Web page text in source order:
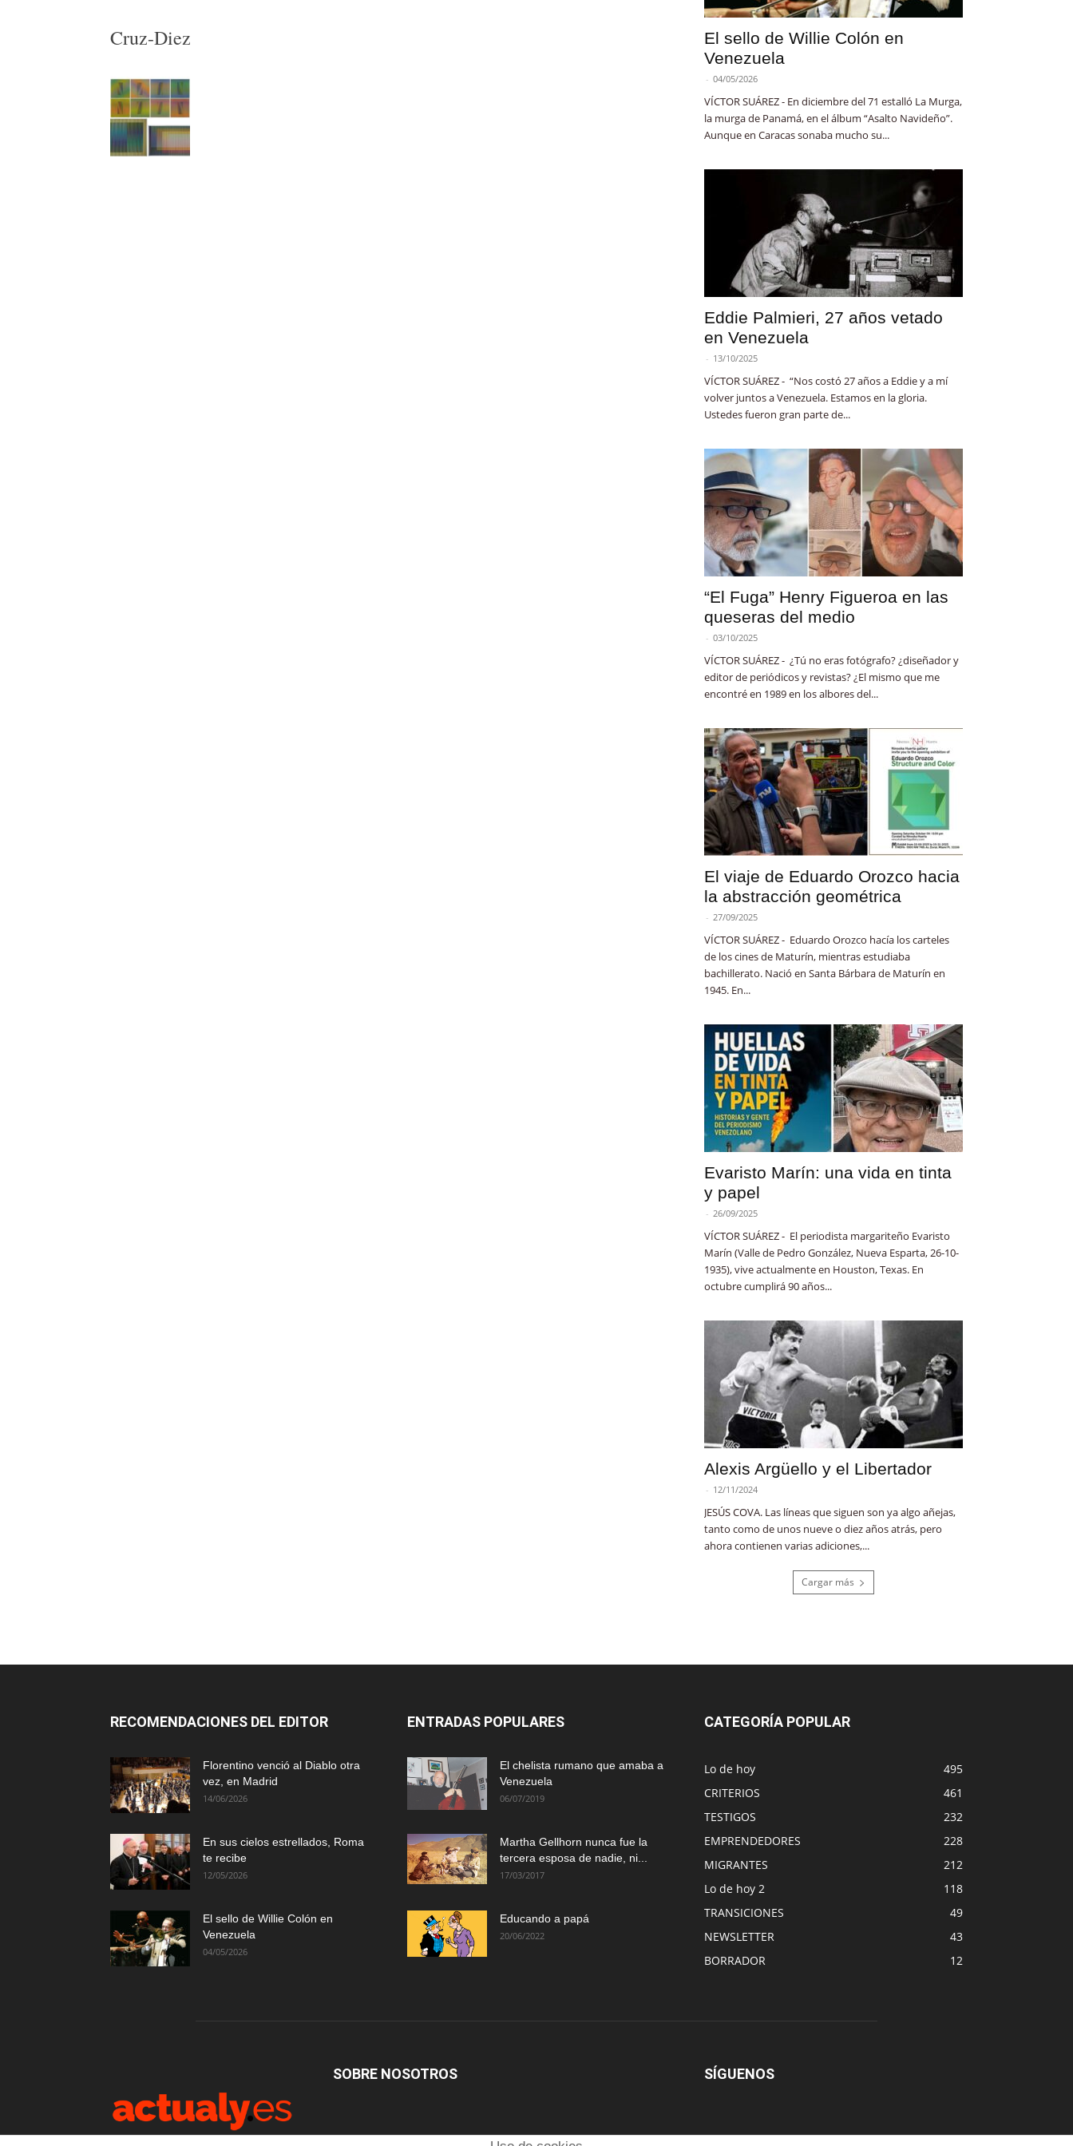
Cruz-Diez
El sello de Willie Colón en
Venezuela
- 04/05/2026
VÍCTOR SUÁREZ - En diciembre del 71 estalló La Murga,
la murga de Panamá, en el álbum “Asalto Navideño”.
Aunque en Caracas sonaba mucho su...
Eddie Palmieri, 27 años vetado
en Venezuela
- 13/10/2025
VÍCTOR SUÁREZ - “Nos costó 27 años a Eddie y a mí
volver juntos a Venezuela. Estamos en la gloria.
Ustedes fueron gran parte de...
“El Fuga” Henry Figueroa en las
queseras del medio
- 03/10/2025
VÍCTOR SUÁREZ - ¿Tú no eras fotógrafo? ¿diseñador y
editor de periódicos y revistas? ¿El mismo que me
encontré en 1989 en los albores del...
El viaje de Eduardo Orozco hacia
la abstracción geométrica
- 27/09/2025
VÍCTOR SUÁREZ - Eduardo Orozco hacía los carteles
de los cines de Maturín, mientras estudiaba
bachillerato. Nació en Santa Bárbara de Maturín en
1945. En...
Evaristo Marín: una vida en tinta
y papel
- 26/09/2025
VÍCTOR SUÁREZ - El periodista margariteño Evaristo
Marín (Valle de Pedro González, Nueva Esparta, 26-10-
1935), vive actualmente en Houston, Texas. En
octubre cumplirá 90 años...
Alexis Argüello y el Libertador
- 12/11/2024
JESÚS COVA. Las líneas que siguen son ya algo añejas,
tanto como de unos nueve o diez años atrás, pero
ahora contienen varias adiciones,...
Cargar más
RECOMENDACIONES DEL EDITOR
Florentino venció al Diablo otra
vez, en Madrid
14/06/2026
En sus cielos estrellados, Roma
te recibe
12/05/2026
El sello de Willie Colón en
Venezuela
04/05/2026
ENTRADAS POPULARES
El chelista rumano que amaba a
Venezuela
06/07/2019
Martha Gellhorn nunca fue la
tercera esposa de nadie, ni...
17/03/2017
Educando a papá
20/06/2022
CATEGORÍA POPULAR
Lo de hoy
495
CRITERIOS
461
TESTIGOS
232
EMPRENDEDORES
228
MIGRANTES
212
Lo de hoy 2
118
TRANSICIONES
49
NEWSLETTER
43
BORRADOR
12
SOBRE NOSOTROS SÍGUENOS